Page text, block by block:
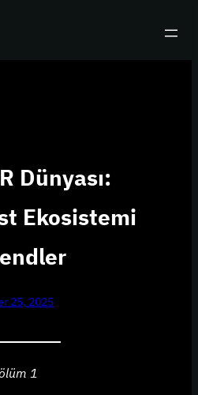
Dünyası:
Ekosistemi
25, 2025
1